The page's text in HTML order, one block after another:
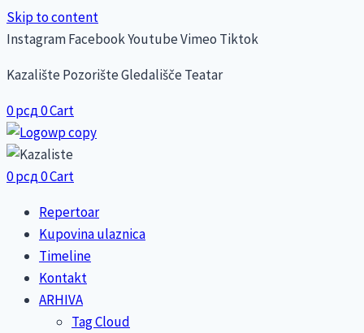
Skip to content
InstagramFacebookYoutubeVimeo Tiktok
Kazalište Pozorište Gledališče Teatar
0рсд0Cart
0рсд0Cart
Repertoar
Kupovina ulaznica
Timeline
Kontakt
ARHIVA
Tag Cloud